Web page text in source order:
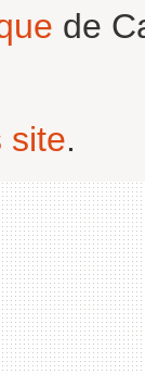
de
site.